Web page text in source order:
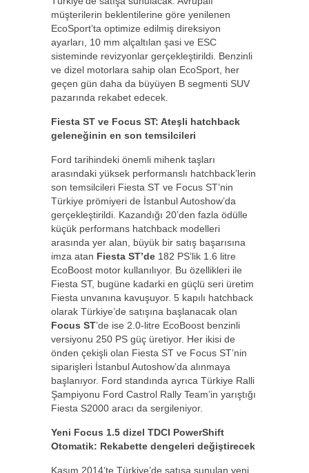
müşterilerin beklentilerine göre yenilenen
EcoSport’ta optimize edilmiş direksiyon
ayarları, 10 mm alçaltılan şasi ve ESC
sisteminde revizyonlar gerçekleştirildi. Benzinli
ve dizel motorlara sahip olan EcoSport, her
geçen gün daha da büyüyen B segmenti SUV
pazarında rekabet edecek.
Fiesta ST ve Focus ST: Ateşli hatchback
geleneğinin en son temsilcileri
Ford tarihindeki önemli mihenk taşları
arasındaki yüksek performanslı hatchback’lerin
son temsilcileri Fiesta ST ve Focus ST’nin
Türkiye prömiyeri de İstanbul Autoshow’da
gerçekleştirildi. Kazandığı 20’den fazla ödülle
küçük performans hatchback modelleri
arasında yer alan, büyük bir satış başarısına
imza atan Fiesta ST’de 182 PS’lik 1.6 litre
EcoBoost motor kullanılıyor. Bu özellikleri ile
Fiesta ST, bugüne kadarki en güçlü seri üretim
Fiesta unvanına kavuşuyor. 5 kapılı hatchback
olarak Türkiye’de satışına başlanacak olan
Focus ST’de ise 2.0-litre EcoBoost benzinli
versiyonu 250 PS güç üretiyor. Her ikisi de
önden çekişli olan Fiesta ST ve Focus ST’nin
siparişleri İstanbul Autoshow’da alınmaya
başlanıyor. Ford standında ayrıca Türkiye Ralli
Şampiyonu Ford Castrol Rally Team’in yarıştığı
Fiesta S2000 aracı da sergileniyor.
Yeni Focus 1.5 dizel TDCI PowerShift
Otomatik: Rekabette dengeleri değiştirecek
Kasım 2014’te Türkiye’de satışa sunulan yeni